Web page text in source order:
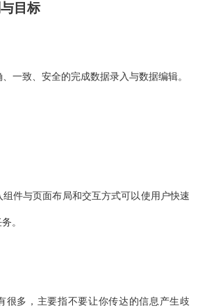
目标
一致、安全的完成数据录入与数据编辑。
件与页面布局和交互方式可以使用户快速
。
很多，主要指不要让你传达的信息产生歧